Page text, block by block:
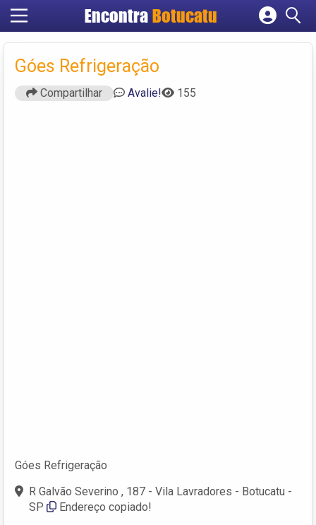
EncontraBotucatu
Cadastrar empresa
Fazer login
Criar conta
Góes Refrigeração
Compartilhar Avalie! 155
Góes Refrigeração
R Galvão Severino , 187 - Vila Lavradores - Botucatu -
SP
Endereço copiado!